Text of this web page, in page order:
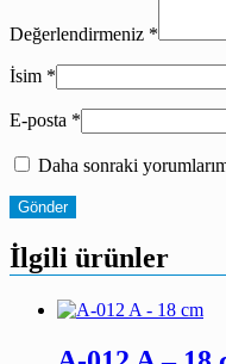
Değerlendirmeniz *
İsim *
E-posta *
Daha sonraki
İlgili ürünler